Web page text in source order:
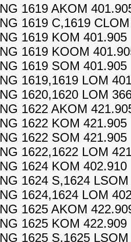
NG 1619 AKOM
NG 1619 C,1619
NG 1619 KOM
NG 1619 KOOM
NG 1619 SOM
NG 1619,1619 LOM
NG 1620,1620 LOM
NG 1622 AKOM
NG 1622 KOM
NG 1622 SOM
NG 1622,1622 LOM
NG 1624 KOM
NG 1624 S,1624
NG 1624,1624 LOM
NG 1625 AKOM
NG 1625 KOM
NG 1625 S,1625